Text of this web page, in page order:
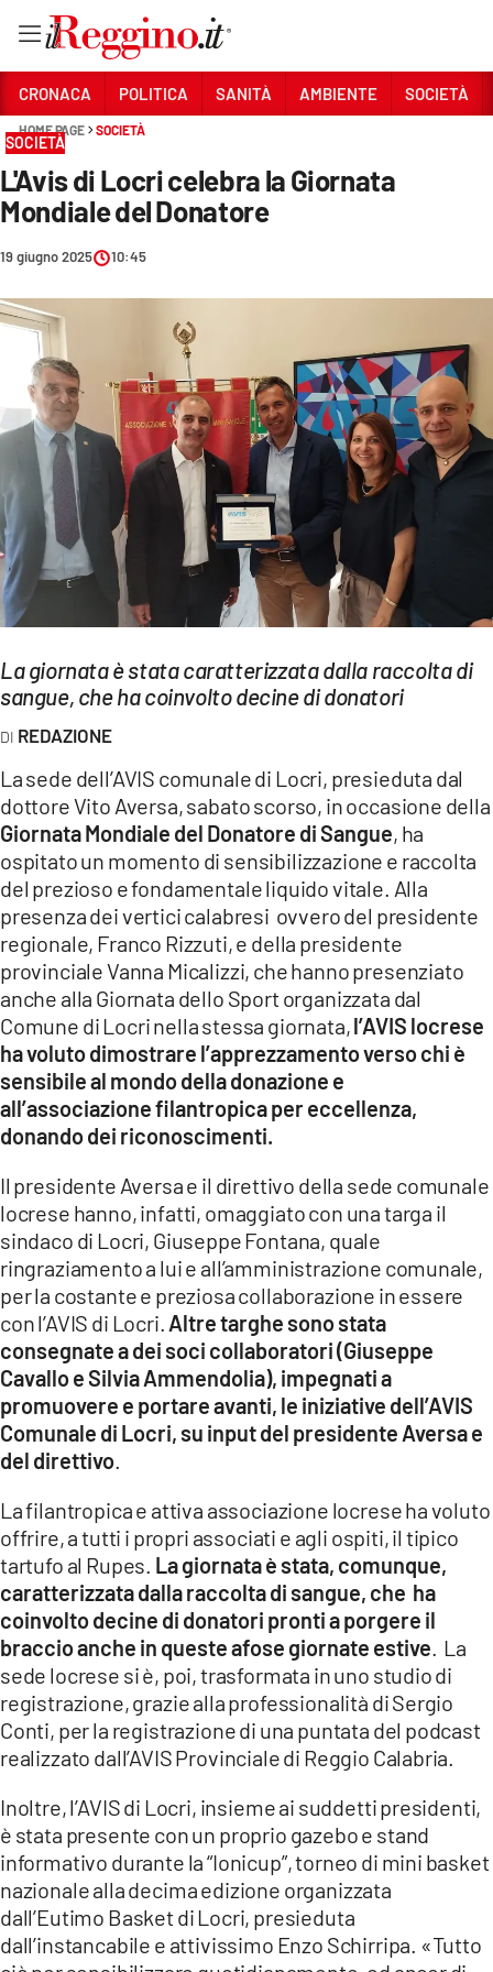
Sezioni
CRONACA
AMBIENTE
SOCIETÀ
CULTURA
ECONOMIA E LAVORO
EVENTI
SPORT
Streaming
LAC TV
LAC NETWORK
Network
LACPLAY.IT
LACTV.IT
LACONAIR.IT
LACITYMAG.IT
ILREGGINO.IT
COSENZACHANNEL.IT
CATANZAROCHANNEL.IT
LACAPITALENEWS.IT
App
ANDROID
APPLE
CRONACA POLITICA SANITÀ AMBIENTE SOCIETÀ
HOME PAGE SOCIETÀ
SOCIETÀ
L'Avis di Locri celebra la Giornata
Mondiale del Donatore
19 giugno 2025 10:45
La giornata è stata caratterizzata dalla raccolta di
sangue, che ha coinvolto decine di donatori
REDAZIONE
La sede dell’AVIS comunale di Locri, presieduta dal
dottore Vito Aversa, sabato scorso, in occasione della
Giornata Mondiale del Donatore di Sangue, ha
ospitato un momento di sensibilizzazione e raccolta
del prezioso e fondamentale liquido vitale. Alla
presenza dei vertici calabresi ovvero del presidente
regionale, Franco Rizzuti, e della presidente
provinciale Vanna Micalizzi, che hanno presenziato
anche alla Giornata dello Sport organizzata dal
Comune di Locri nella stessa giornata,l’AVIS locrese
ha voluto dimostrare l’apprezzamento verso chi è
sensibile al mondo della donazione e
all’associazione filantropica per eccellenza,
donando dei riconoscimenti.
Il presidente Aversa e il direttivo della sede comunale
locrese hanno, infatti, omaggiato con una targa il
sindaco di Locri, Giuseppe Fontana, quale
ringraziamento a lui e all’amministrazione comunale,
per la costante e preziosa collaborazione in essere
con l’AVIS di Locri. Altre targhe sono stata
consegnate a dei soci collaboratori (Giuseppe
Cavallo e Silvia Ammendolia), impegnati a
promuovere e portare avanti, le iniziative dell’AVIS
Comunale di Locri, su input del presidente Aversa e
del direttivo
La filantropica e attiva associazione locrese ha voluto
offrire, a tutti i propri associati e agli ospiti, il tipico
tartufo al Rupes. La giornata è stata, comunque,
caratterizzata dalla raccolta di sangue, che ha
coinvolto decine di donatori pronti a porgere il
braccio anche in queste afose giornate estive . La
sede locrese si è, poi, trasformata in uno studio di
registrazione, grazie alla professionalità di Sergio
Conti, per la registrazione di una puntata del podcast
realizzato dall’AVIS Provinciale di Reggio Calabria.
Inoltre, l’AVIS di Locri, insieme ai suddetti presidenti,
è stata presente con un proprio gazebo e stand
informativo durante la “Ionicup”, torneo di mini basket
nazionale alla decima edizione organizzata
dall’Eutimo Basket di Locri, presieduta
dall’instancabile e attivissimo Enzo Schirripa. «Tutto